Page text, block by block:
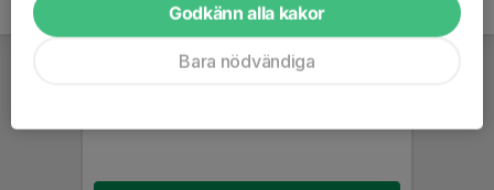
Godkänn alla kakor
Bara nödvändiga